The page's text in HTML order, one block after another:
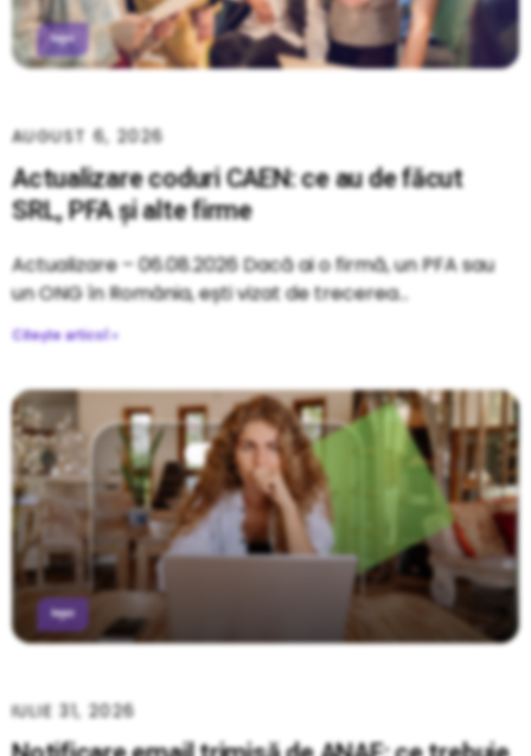
Actualizare coduri CAEN: ce au de făcut
SRL, PFA și alte firme
AUGUST 6, 2026
Actualizare – 06.08.2026 Dacă ai o firmă, un PFA sau
un ONG în România, ești vizat de trecerea
Citește articol »
IULIE 31, 2026